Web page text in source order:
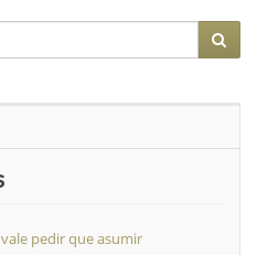
vale pedir que asumir